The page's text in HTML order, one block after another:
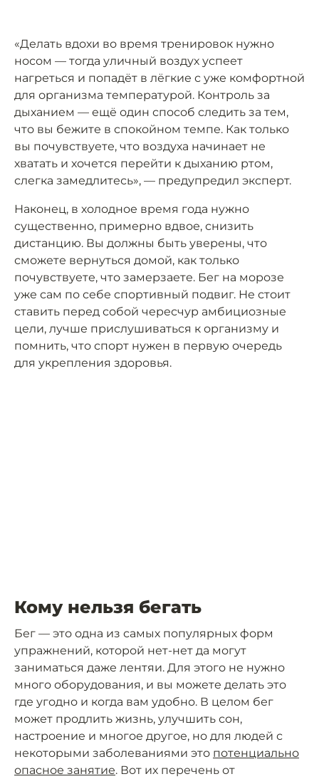
«Делать вдохи во время тренировок нужно
носом — тогда уличный воздух успеет
нагреться и попадёт в лёгкие с уже комфортной
для организма температурой. Контроль за
дыханием — ещё один способ следить за тем,
что вы бежите в спокойном темпе. Как только
вы почувствуете, что воздуха начинает не
хватать и хочется перейти к дыханию ртом,
слегка замедлитесь», — предупредил эксперт.
Наконец, в холодное время года нужно
существенно, примерно вдвое, снизить
дистанцию. Вы должны быть уверены, что
сможете вернуться домой, как только
почувствуете, что замерзаете. Бег на морозе
уже сам по себе спортивный подвиг. Не стоит
ставить перед собой чересчур амбициозные
цели, лучше прислушиваться к организму и
помнить, что спорт нужен в первую очередь
для укрепления здоровья.
Кому нельзя бегать
Бег — это одна из самых популярных форм
упражнений, которой нет-нет да могут
заниматься даже лентяи. Для этого не нужно
много оборудования, и вы можете делать это
где угодно и когда вам удобно. В целом бег
может продлить жизнь, улучшить сон,
настроение и многое другое, но для людей с
некоторыми заболеваниями это потенциально
опасное занятие. Вот их перечень от